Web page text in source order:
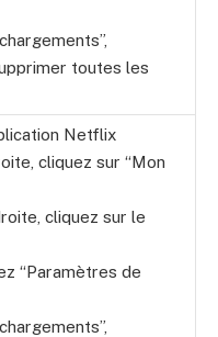
toutes les
Netflix
cliquez sur “Mon
cliquez sur le
“Paramètres de